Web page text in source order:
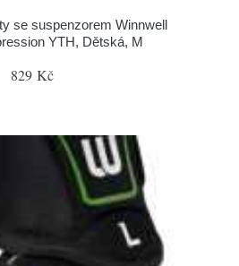
se suspenzorem Winnwell
YTH, Dětská, M
829 Kč